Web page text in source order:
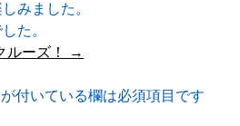
みました。
た。
ルーズ！
→
が付いている欄は必須項目です